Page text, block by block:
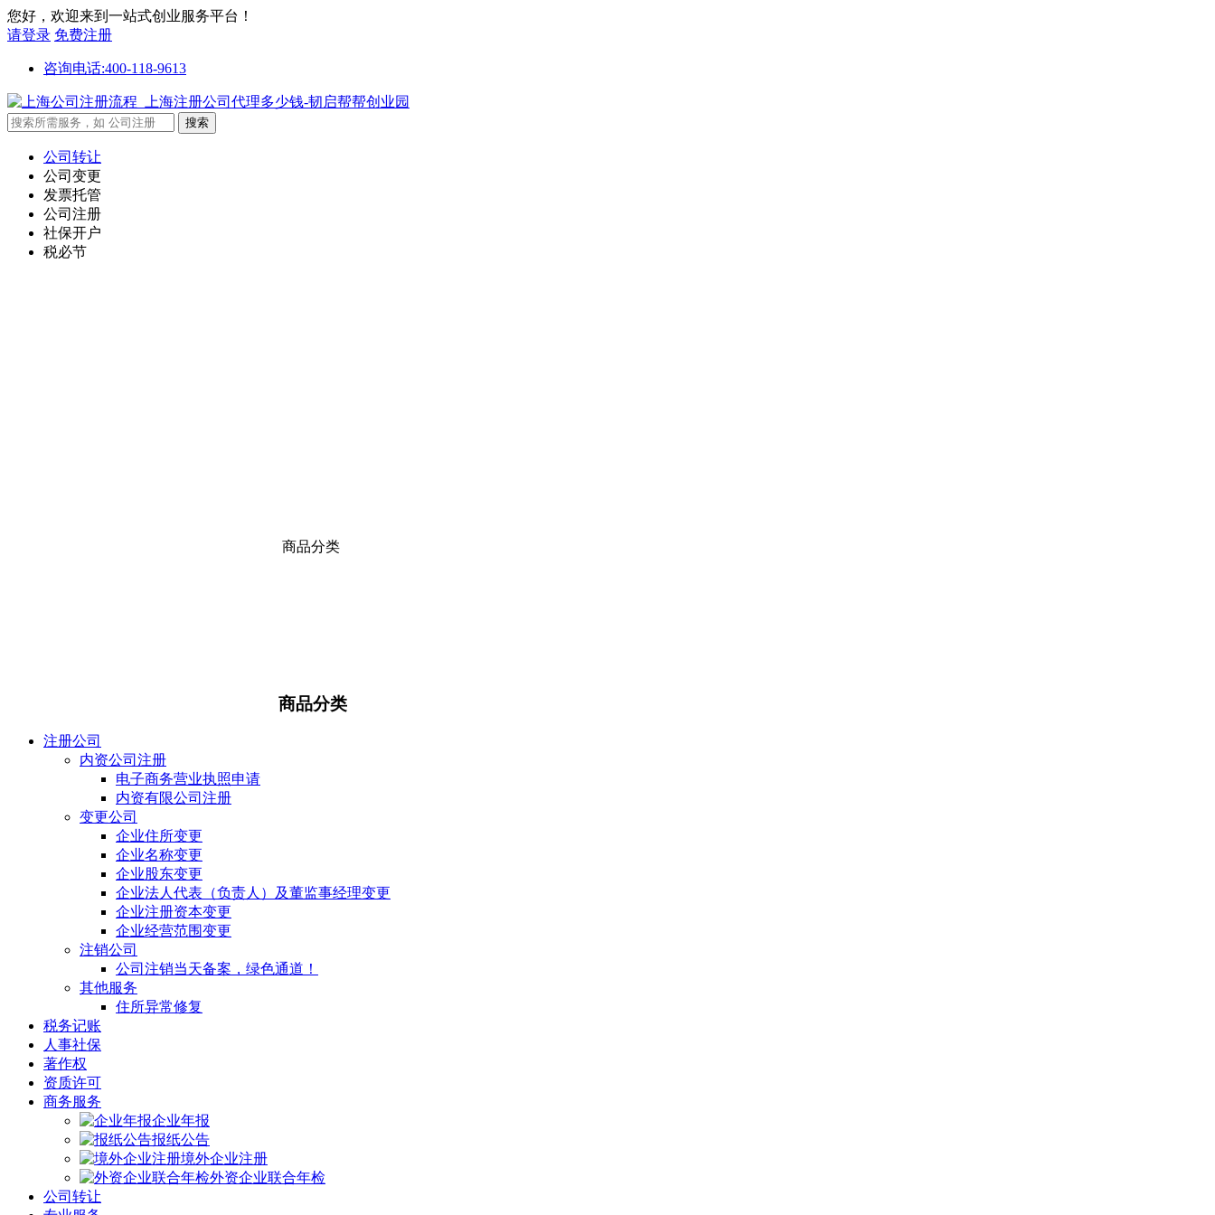
您好，欢迎来到一站式创业服务平台！
请登录 免费注册
咨询电话:400-118-9613
公司转让
公司变更
发票托管
公司注册
社保开户
税必节
商品分类
商品分类
注册公司
内资公司注册
电子商务营业执照申请
内资有限公司注册
变更公司
企业住所变更
企业名称变更
企业股东变更
企业法人代表（负责人）及董监事经理变更
企业注册资本变更
企业经营范围变更
注销公司
公司注销当天备案，绿色通道！
其他服务
住所异常修复
税务记账
人事社保
著作权
资质许可
商务服务
企业年报
报纸公告
境外企业注册
外资企业联合年检
公司转让